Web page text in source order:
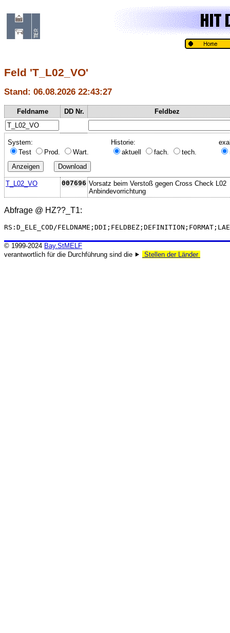
Feld 'T_L02_VO'
Stand: 06.08.2026 22:43:27
Feldname DD Nr. Feldbez
System:
Test
Prod. Wart.
Historie:
aktuell
fach. tech.
T_L02_VO 007696 Vorsatz beim Verstoß gegen Cross Check L02
Anbindevorrichtung
Abfrage @ HZ??_T1:
RS:D_ELE_COD/
© 1999-2024 Bay.StMELF
verantwortlich für die Durchführung sind die ⯈
Stellen der Länder